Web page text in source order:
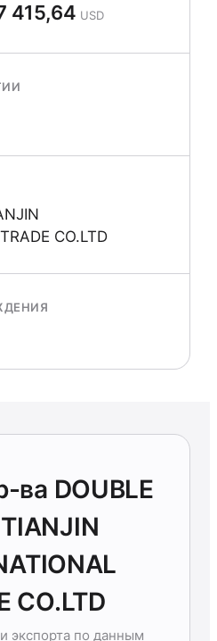
415,64 USD
CO.LTD
ва DOUBLE
CO.LTD
экспорта по данным